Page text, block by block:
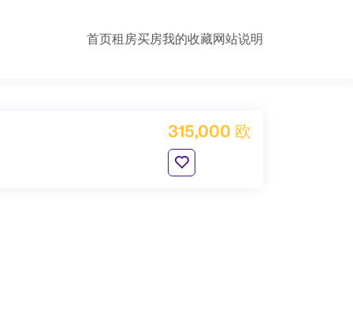
首页租房买房我的收藏网站说明
315,000 欧